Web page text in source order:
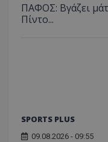
ΠΑΦΟΣ: Βγάζει
Πίντο...
SPORTS PLUS
09.08.2026 - 09:55